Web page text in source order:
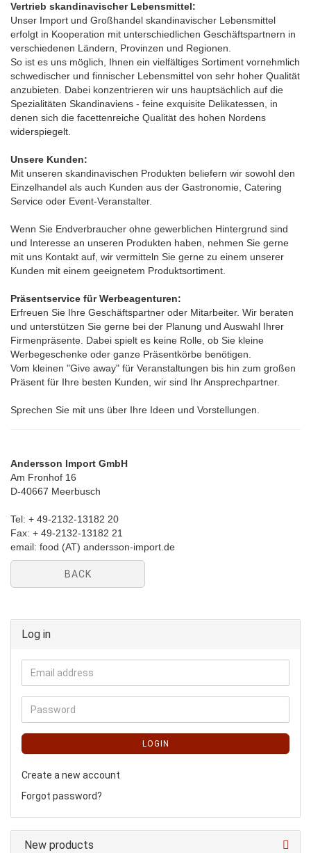
Vertrieb skandinavischer Lebensmittel:
Unser Import und Großhandel skandinavischer Lebensmittel
erfolgt in Kooperation mit unterschiedlichen Geschäftspartnern in
verschiedenen Ländern, Provinzen und Regionen.
So ist es uns möglich, Ihnen ein vielfältiges Sortiment vornehmlich
schwedischer und finnischer Lebensmittel von sehr hoher Qualität
anzubieten. Dabei konzentrieren wir uns hauptsächlich auf die
Spezialitäten Skandinaviens - feine exquisite Delikatessen, in
denen sich die facettenreiche Qualität des hohen Nordens
widerspiegelt.
Unsere Kunden:
Mit unseren skandinavischen Produkten beliefern wir sowohl den
Einzelhandel als auch Kunden aus der Gastronomie, Catering
Service oder Event-Veranstalter.
Wenn Sie Endverbraucher ohne gewerblichen Hintergrund sind
und Interesse an unseren Produkten haben, nehmen Sie gerne
mit uns Kontakt auf, wir vermitteln Sie gerne zu einem unserer
Kunden mit einem geeignetem Produktsortiment.
Präsentservice für Werbeagenturen:
Erfreuen Sie Ihre Geschäftspartner oder Mitarbeiter. Wir beraten
und unterstützen Sie gerne bei der Planung und Auswahl Ihrer
Firmenpräsente. Dabei spielt es keine Rolle, ob Sie kleine
Werbegeschenke oder ganze Präsentkörbe benötigen.
Vom kleinen "Give away" für Veranstaltungen bis hin zum großen
Präsent für Ihre besten Kunden, wir sind Ihr Ansprechpartner.
Sprechen Sie mit uns über Ihre Ideen und Vorstellungen.
Andersson Import GmbH
Am Fronhof 16
D-40667 Meerbusch
Tel: + 49-2132-13182 20
Fax: + 49-2132-13182 21
email: food (AT) andersson-import.de
BACK
Log in
LOGIN
Create a new account
Forgot password?
New products